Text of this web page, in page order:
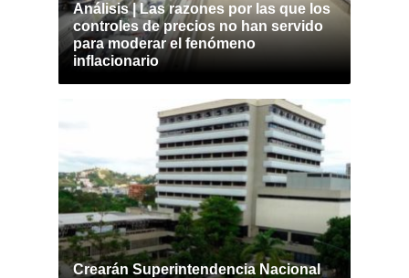
Análisis | Las razones por las que los
controles de precios no han servido
para moderar el fenómeno
inflacionario
Crearán Superintendencia Nacional